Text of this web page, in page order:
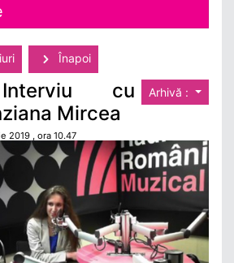
Înapoi
Arhivă :
cu
Mircea
2019 , ora 10.47